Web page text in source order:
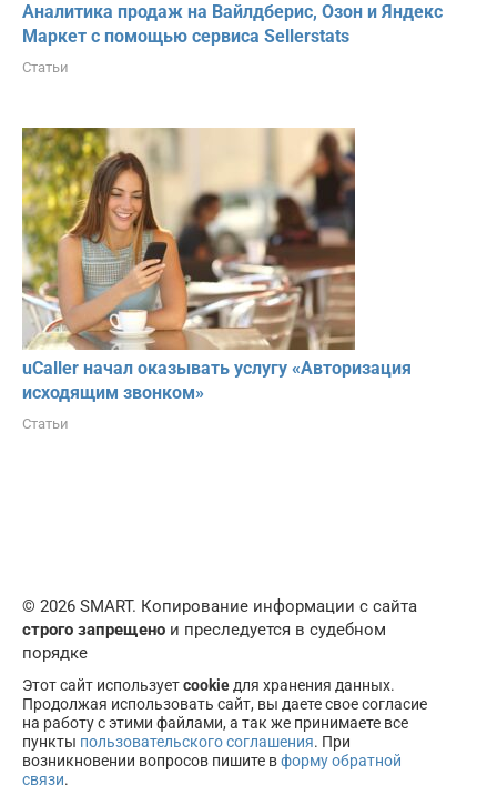
Аналитика продаж на Вайлдберис, Озон и Яндекс
Маркет с помощью сервиса Sellerstats
Статьи
uCaller начал оказывать услугу «Авторизация
исходящим звонком»
Статьи
© 2026 SMART. Копирование информации с сайта
строго запрещено и преследуется в судебном
порядке
Этот сайт используетcookie для хранения данных.
Продолжая использовать сайт, вы даете свое согласие
на работу с этими файлами, а так же принимаете все
пункты пользовательского соглашения. При
возникновении вопросов пишите вформу обратной
связи.